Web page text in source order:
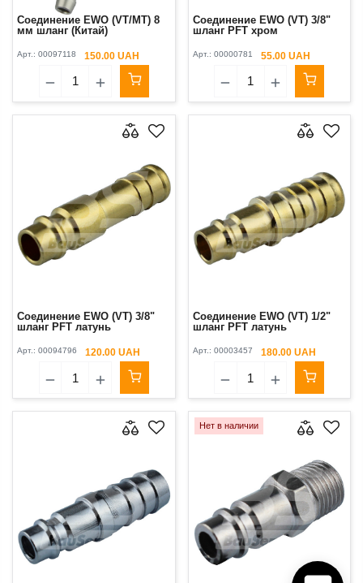
Соединение EWO (VT/MT) 8
мм шланг (Китай)
Арт.: 00097118 150.00 UAH
Соединение EWO (VT) 3/8"
шланг PFT хром
Арт.: 00000781 55.00 UAH
Соединение EWO (VT) 3/8"
шланг PFT латунь
Арт.: 00094796 120.00 UAH
Соединение EWO (VT) 1/2"
шланг PFT латунь
Арт.: 00003457 180.00 UAH
Нет в наличии